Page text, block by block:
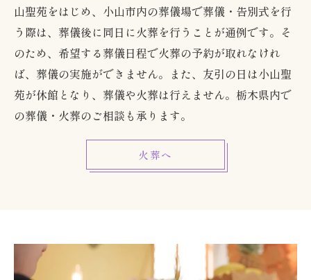
山聖苑をはじめ、小山市内の葬儀場で葬儀・告別式を行
う際は、葬儀後に同日に火葬を行うことが通例です。そ
のため、希望する葬儀日程で火葬の予約が取れなけれ
ば、葬儀の実施ができません。また、友引の日は小山聖
苑が休館となり、葬儀や火葬は行えません。栃木県内で
の葬儀・火葬のご相談も承ります。
火葬へ